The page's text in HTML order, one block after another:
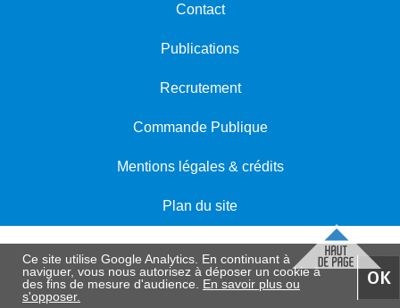
Ce site utilise Google Analytics. En continuant à
naviguer, vous nous autorisez à déposer un cookie à
des fins de mesure d'audience. En savoir plus ou
s'opposer.
OK
Contact
Publications
Recrutement
Commande Publique
Mentions légales & crédits
Plan du site